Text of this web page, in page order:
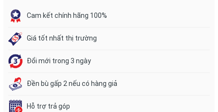
Cam kết chính hãng 100%
Giá tốt nhất thị trường
Đổi mới trong 3 ngày
Đền bù gấp 2 nếu có hàng giả
Hỗ trợ trả góp